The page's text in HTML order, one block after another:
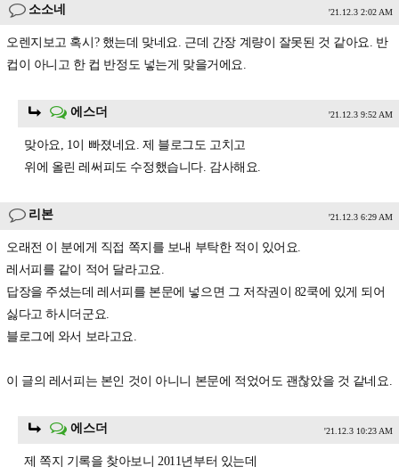
소소네 '21.12.3 2:02 AM
오렌지보고 혹시? 했는데 맞네요. 근데 간장 계량이 잘못된 것 같아요. 반
컵이 아니고 한 컵 반정도 넣는게 맞을거에요.
에스더 '21.12.3 9:52 AM
맞아요, 1이 빠졌네요. 제 블로그도 고치고
위에 올린 레써피도 수정했습니다. 감사해요.
리본 '21.12.3 6:29 AM
오래전 이 분에게 직접 쪽지를 보내 부탁한 적이 있어요.
레서피를 같이 적어 달라고요.
답장을 주셨는데 레서피를 본문에 넣으면 그 저작권이 82쿡에 있게 되어
싫다고 하시더군요.
블로그에 와서 보라고요.
이 글의 레서피는 본인 것이 아니니 본문에 적었어도 괜찮았을 것 같네요.
에스더 '21.12.3 10:23 AM
제 쪽지 기록을 찾아보니 2011년부터 있는데